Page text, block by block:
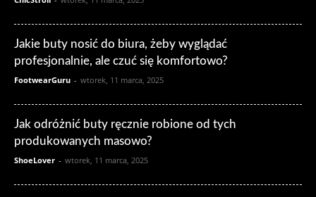
Jakie buty nosić do biura, żeby wyglądać
profesjonalnie, ale czuć się komfortowo?
FootwearGuru - wtorek, 11 marca, 2025
Jak odróżnić buty ręcznie robione od tych
produkowanych masowo?
ShoeLover - wtorek, 11 marca, 2025